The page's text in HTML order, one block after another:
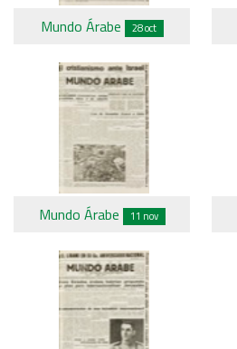
Mundo Árabe 28 oct
Mundo Árabe 11 nov